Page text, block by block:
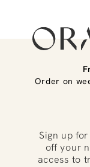
Order on
Sign up
off your
access to